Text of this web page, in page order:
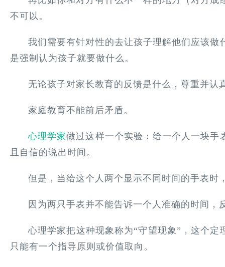
不可以。
我们需要有针对性的去让孩子理解他们应该
是强制认为孩子就要做什么。
无论孩子对家长教育的反馈是什么，尊重并
家庭教育不能前后矛盾。
心理学家做过这样一个实验：给一个人一块
且自信的说出时间。
但是，当给这个人两个显示不同时间的手表时
因为两只手表并不能告诉一个人准确的时间
心理学家把这种现象称为“守望现象”，这个
只能有一个指导原则或价值取向。